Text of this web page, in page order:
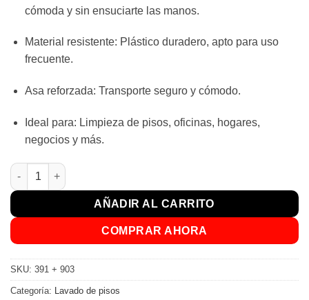
cómoda y sin ensuciarte las manos.
Material resistente: Plástico duradero, apto para uso
frecuente.
Asa reforzada: Transporte seguro y cómodo.
Ideal para: Limpieza de pisos, oficinas, hogares,
negocios y más.
Balde Escurridor 12 L + REGALO cantidad
AÑADIR AL CARRITO
COMPRAR AHORA
SKU: 391 + 903
Categoría: Lavado de pisos